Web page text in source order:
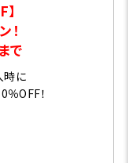
！
で
時に
OFF！